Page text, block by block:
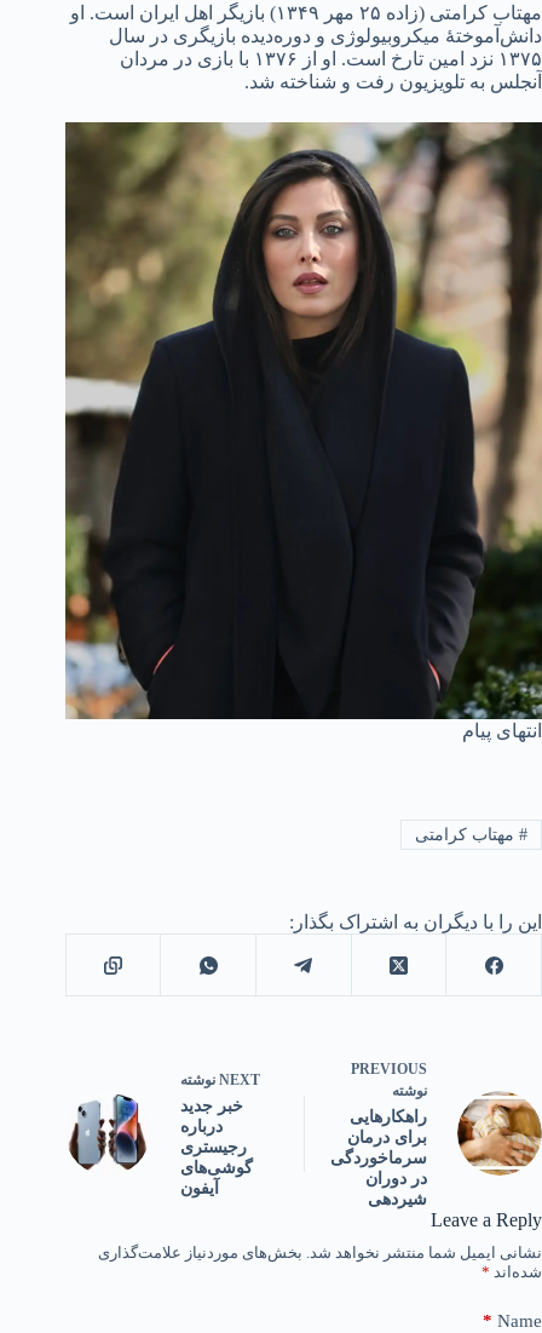
مهتاب کرامتی (زاده ۲۵ مهر ۱۳۴۹) بازیگر اهل ایران است. او
دانش‌آموختهٔ میکروبیولوژی و دوره‌دیده بازیگری در سال
۱۳۷۵ نزد امین تارخ است. او از ۱۳۷۶ با بازی در مردان
آنجلس به تلویزیون رفت و شناخته شد.
انتهای پیام
#مهتاب کرامتی
این را با دیگران به اشتراک بگذار:
PREVIOUS
نوشته
راهکارهایی
برای درمان
سرماخوردگی
در دوران
شیردهی
NEXT نوشته
خبر جدید
درباره
رجیستری
گوشی‌های
آیفون
Leave a Reply
نشانی ایمیل شما منتشر نخواهد شد. بخش‌های موردنیاز علامت‌گذاری
شده‌اند *
Name
*